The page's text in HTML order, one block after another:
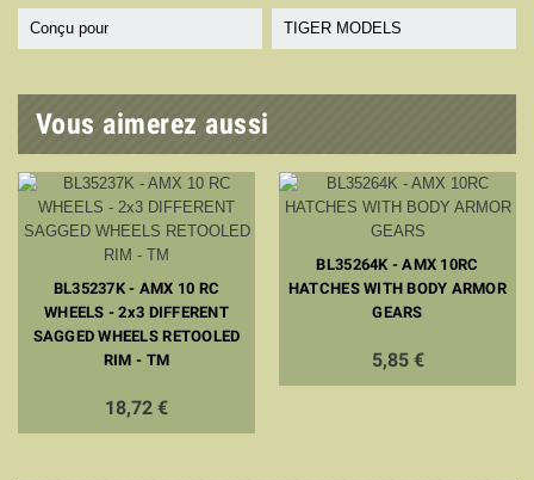
Conçu pour TIGER MODELS
Vous aimerez aussi
BL35237K - AMX 10 RC
WHEELS - 2x3 DIFFERENT
SAGGED WHEELS RETOOLED
RIM - TM
18,72 €
BL35264K - AMX 10RC
HATCHES WITH BODY ARMOR
GEARS
5,85 €